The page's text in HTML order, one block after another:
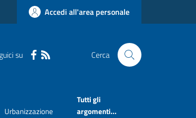
Accedi all'area personale
su Cerca
Urbanizzazione
Tutti gli
argomenti...